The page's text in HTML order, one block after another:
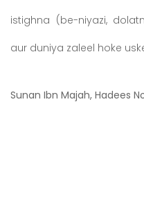
istighna (be-niyazi,
aur duniya zaleel hoke
Sunan Ibn Majah, Hadees